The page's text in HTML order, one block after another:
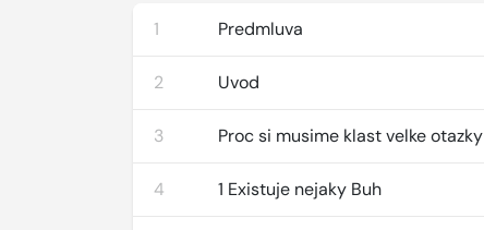
1 Predmluva
2 Uvod
3 Proc si musime klast velke otazky
4 1 Existuje nejaky Buh